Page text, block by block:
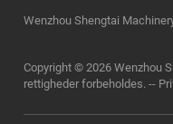
Wenzhou Shengtai
Copyright © 2026 Wenzhou
rettigheder forbeholdes. --